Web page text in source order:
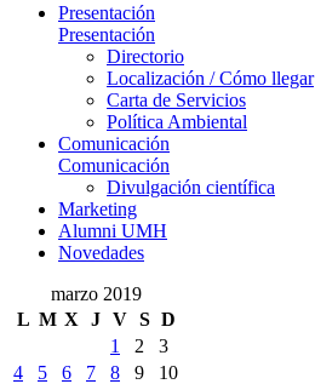
Presentación
Presentación
Directorio
Localización / Cómo llegar
Carta de Servicios
Política Ambiental
Comunicación
Comunicación
Divulgación científica
Marketing
Alumni UMH
Novedades
marzo 2019
L M X J V S D
1
2
3
4
5 6 7 8 9
10